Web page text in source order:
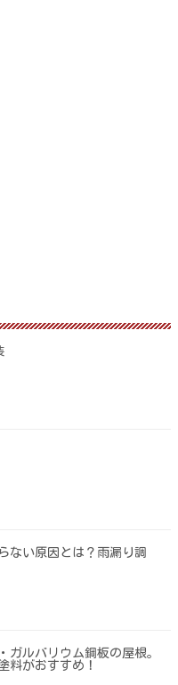
ない原因とは？雨漏り調
ガルバリウム鋼板の屋根。
料がおすすめ！